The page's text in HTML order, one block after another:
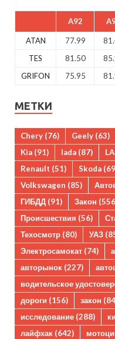
A92
ATAN 77.99
TES
81.50
GRIFON
75.95
МЕТКИ
Chery (76) Geely (63)
Kia (91) lada (87)
Renault (51) Skoda
Volkswagen (85)
ГИБДД (91) Закон
Происшествия (56)
Техосмотр (80) УАЗ
Электросамокат (74)
авторынок (227)
водительское
дороги (156) закон
исследование (288)
лайфхак (642)